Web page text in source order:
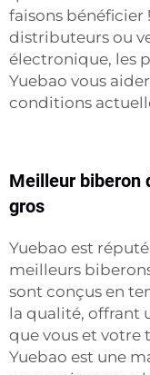
faisons bénéficier
distributeurs ou
électronique, les
Yuebao vous
conditions
Meilleur biberon
gros
Yuebao est
meilleurs
sont conçus en
la qualité, offrant
que vous et
Yuebao est une